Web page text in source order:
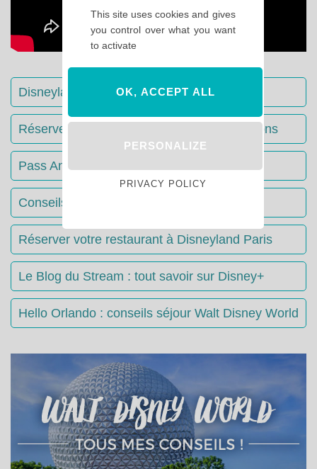
Disneyland Paris : Le guide complet
Réserver votre séjour : toutes les informations
Pass Annuels Disney : informations
Conseils & Astuces Disneyland Paris
Réserver votre restaurant à Disneyland Paris
Le Blog du Stream : tout savoir sur Disney+
Hello Orlando : conseils séjour Walt Disney World
This site uses cookies and gives
you control over what you want
to activate
OK, ACCEPT ALL
PERSONALIZE
PRIVACY POLICY